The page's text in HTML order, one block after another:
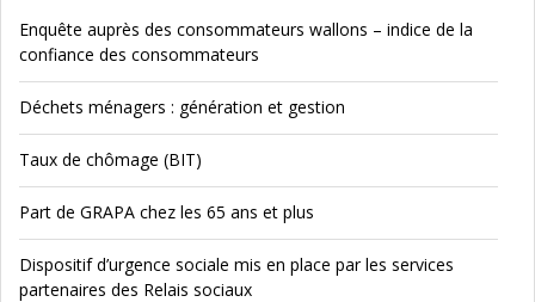
Enquête auprès des consommateurs wallons – indice de la
confiance des consommateurs
Déchets ménagers : génération et gestion
Taux de chômage (BIT)
Part de GRAPA chez les 65 ans et plus
Dispositif d’urgence sociale mis en place par les services
partenaires des Relais sociaux